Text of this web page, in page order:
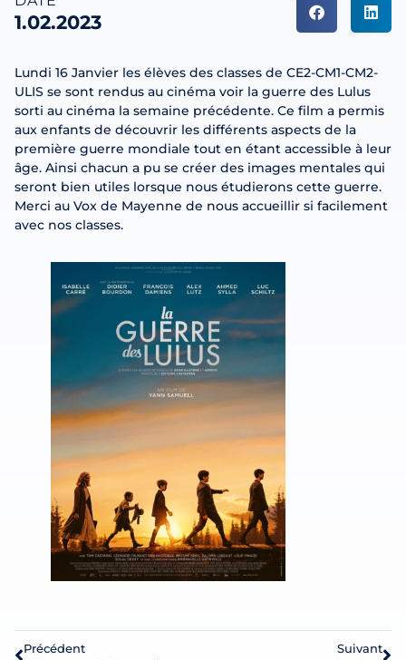
1.02.2023
Lundi 16 Janvier les élèves des classes de CE2-CM1-CM2-
ULIS se sont rendus au cinéma voir la guerre des Lulus
sorti au cinéma la semaine précédente. Ce film a permis
aux enfants de découvrir les différents aspects de la
première guerre mondiale tout en étant accessible à leur
âge. Ainsi chacun a pu se créer des images mentales qui
seront bien utiles lorsque nous étudierons cette guerre.
Merci au Vox de Mayenne de nous accueillir si facilement
avec nos classes.
Précédent Suivant